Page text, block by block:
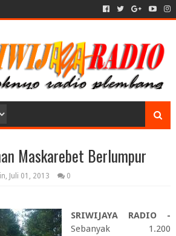
Maskarebet Berlumpur
Juli 01, 2013 0
SRIWIJAYA RADIO -
Sebanyak 1.200